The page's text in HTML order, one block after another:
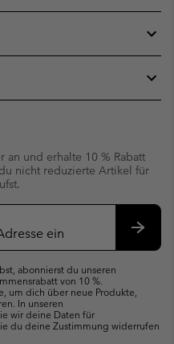
und erhalte 10 % Rabatt
nicht reduzierte Artikel für
abonnierst du unseren
von 10 %.
um dich über neue Produkte,
In unseren
wir deine Daten für
du deine Zustimmung widerrufen